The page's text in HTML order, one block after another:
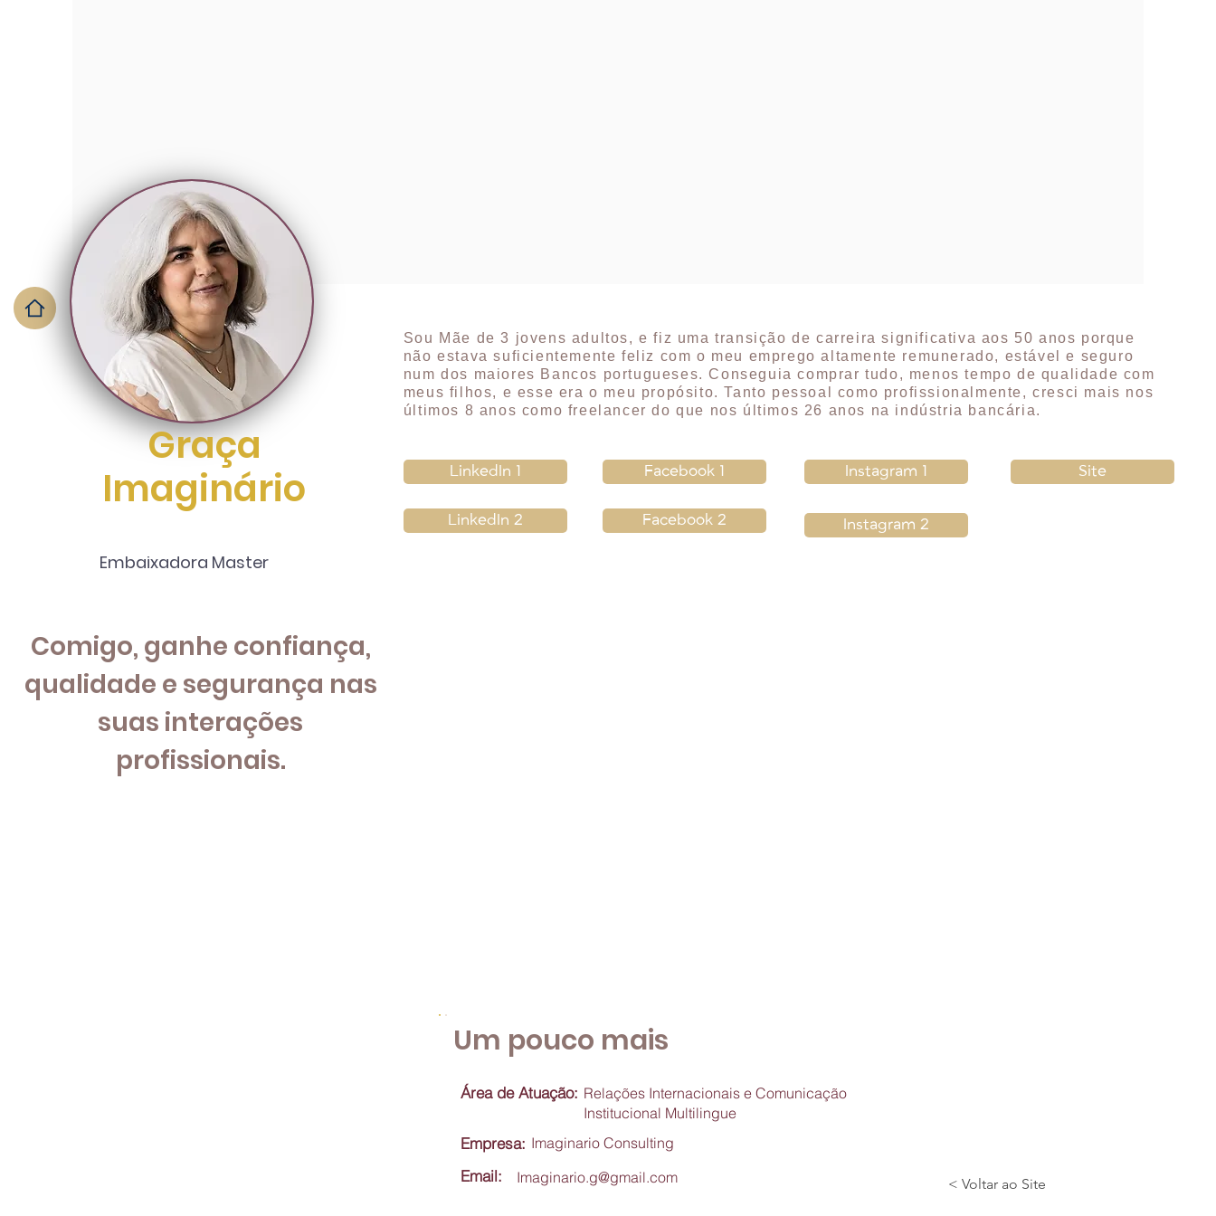
Graça
Imaginário
Embaixadora Master
Comigo, ganhe confiança,
qualidade e segurança nas
suas interações
profissionais.
Sou Mãe de 3 jovens adultos, e fiz uma transição de carreira significativa aos 50 anos porque
não estava suficientemente feliz com o meu emprego altamente remunerado, estável e seguro
num dos maiores Bancos portugueses. Conseguia comprar tudo, menos tempo de qualidade com
meus filhos, e esse era o meu propósito. Tanto pessoal como profissionalmente, cresci mais nos
últimos 8 anos como freelancer do que nos últimos 26 anos na indústria bancária.
LinkedIn 1
LinkedIn 2
Facebook 1
Facebook 2
Instagram 1
Instagram 2
Site
Um pouco mais
Empresa: Imaginario Consulting
Email: Imaginario.g@gmail.com
Área de Atuação: Relações Internacionais e Comunicação
Institucional Multilingue
< Voltar ao Site